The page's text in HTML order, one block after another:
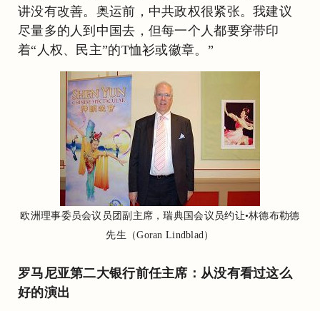
讲没有改善。奥运前，中共政权很紧张。我建议
尽量多的人到中国去，但每一个人都要穿带印
着“人权、民主”的T恤衫或徽章。”
欧洲理事委员会议员团副主席，瑞典国会议员约让•林德布勒德
先生（Goran Lindblad）
罗马尼亚第二大银行前任主席：从没有看过这么
好的演出